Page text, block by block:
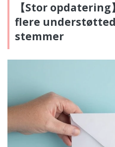
【Stor
flere
stemmer